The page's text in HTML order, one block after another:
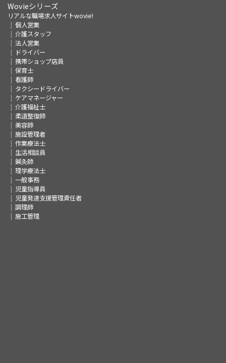
Wovieシリーズ
リアルな職場求人サイトwovie!
個人営業
介護スタッフ
法人営業
ドライバー
携帯ショップ店員
保育士
看護師
タクシードライバー
ケアマネージャー
介護福祉士
柔道整復師
美容師
施設管理者
作業療法士
生活相談員
鍼灸師
理学療法士
一般事務
児童指導員
児童発達支援管理責任者
調理師
施工管理